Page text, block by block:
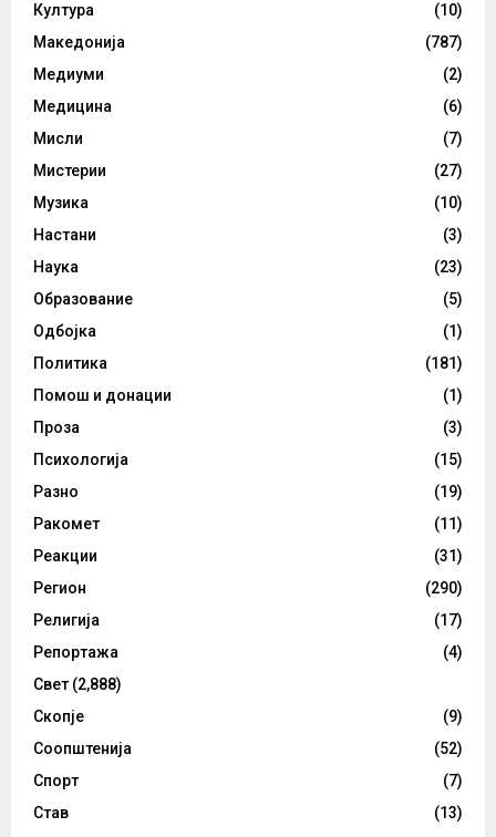
Култура
(10)
Македонија
(787)
Медиуми
(2)
Медицина
(6)
Мисли
(7)
Мистерии
(27)
Музика
(10)
Настани
(3)
Наука
(23)
Образование
(5)
Одбојка
(1)
Политика
(181)
Помош и донации
(1)
Проза
(3)
Психологија
(15)
Разно
(19)
Ракомет
(11)
Реакции
(31)
Регион
(290)
Религија
(17)
Репортажа
(4)
Свет (2,888)
Скопје
(9)
Соопштенија
(52)
Спорт
(7)
Став
(13)